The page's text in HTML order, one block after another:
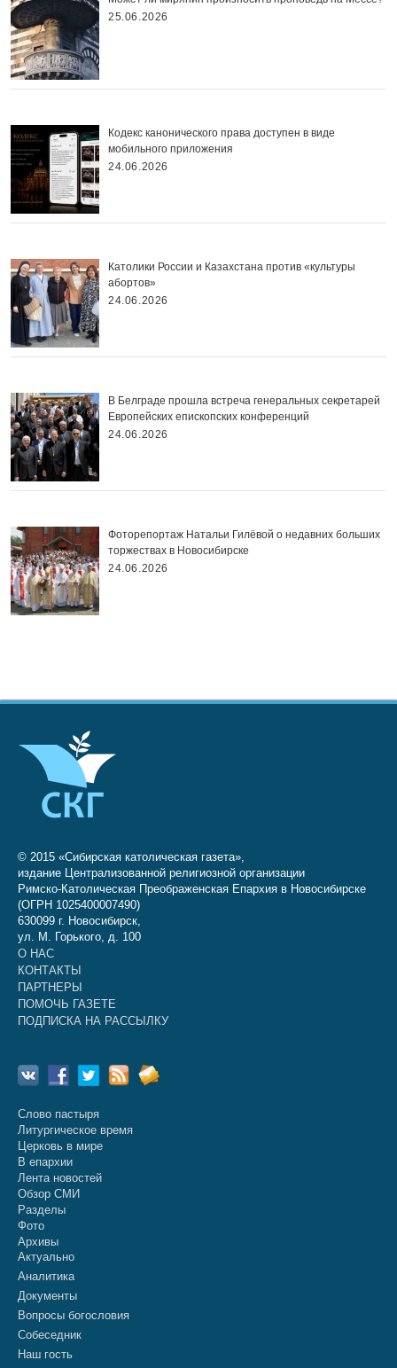
25.06.2026
Кодекс канонического права доступен в виде
мобильного приложения
24.06.2026
Католики России и Казахстана против «культуры
абортов»
24.06.2026
В Белграде прошла встреча генеральных секретарей
Европейских епископских конференций
24.06.2026
Фоторепортаж Натальи Гилёвой о недавних больших
торжествах в Новосибирске
24.06.2026
© 2015 «Сибирская католическая газета»,
издание Централизованной религиозной организации
Римско-Католическая Преображенская Епархия в Новосибирске
(ОГРН 1025400007490)
630099 г. Новосибирск,
ул. М. Горького, д. 100
О НАС
КОНТАКТЫ
ПАРТНЕРЫ
ПОМОЧЬ ГАЗЕТЕ
ПОДПИСКА НА РАССЫЛКУ
Слово пастыря
Литургическое время
Церковь в мире
В епархии
Лента новостей
Обзор СМИ
Разделы
Фото
Архивы
Актуально
Аналитика
Документы
Вопросы богословия
Собеседник
Наш гость